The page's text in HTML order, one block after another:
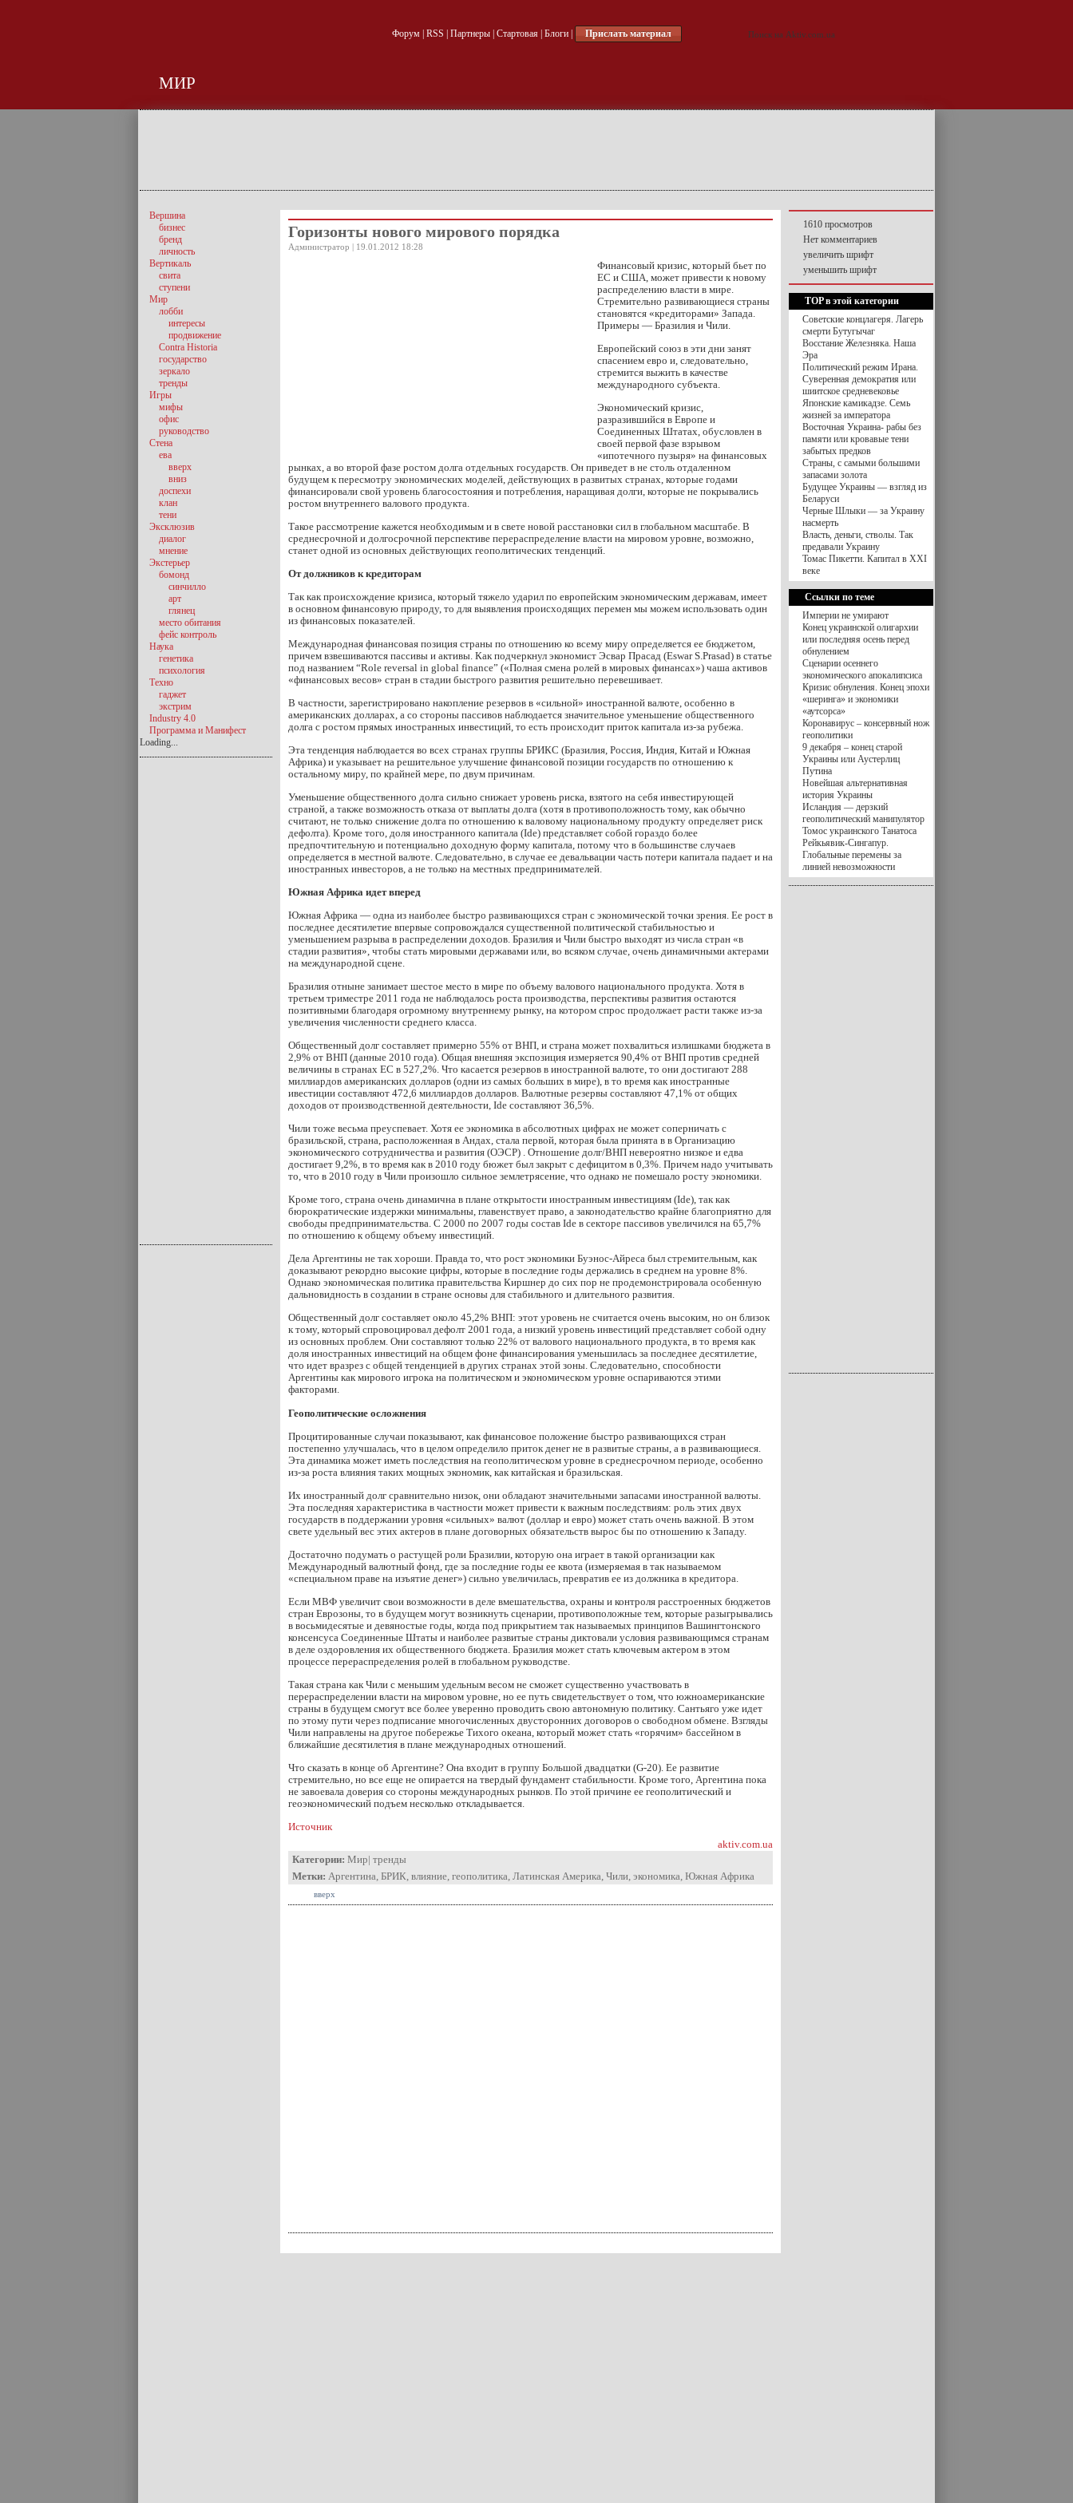
Форум| RSS Партнеры| Стартовая| Блоги| Прислать материал
МИР
Горизонты нового мирового порядка
Администратор | 19.01.2012 18:28
Финансовый кризис, который бьет по
ЕС и США, может привести к новому
распределению власти в мире.
Стремительно развивающиеся страны
становятся «кредиторами» Запада.
Примеры — Бразилия и Чили.
Европейский союз в эти дни занят
спасением евро и, следовательно,
стремится выжить в качестве
международного субъекта.
Экономический кризис,
разразившийся в Европе и
Соединенных Штатах, обусловлен в
своей первой фазе взрывом
«ипотечного пузыря» на финансовых
рынках, а во второй фазе ростом долга отдельных государств. Он приведет в не столь отдаленном
будущем к пересмотру экономических моделей, действующих в развитых странах, которые годами
финансировали свой уровень благосостояния и потребления, наращивая долги, которые не покрывались
ростом внутреннего валового продукта.
Такое рассмотрение кажется необходимым и в свете новой расстановки сил в глобальном масштабе. В
среднесрочной и долгосрочной перспективе перераспределение власти на мировом уровне, возможно,
станет одной из основных действующих геополитических тенденций.
От должников к кредиторам
Так как происхождение кризиса, который тяжело ударил по европейским экономическим державам, имеет
в основном финансовую природу, то для выявления происходящих перемен мы можем использовать один
из финансовых показателей.
Международная финансовая позиция страны по отношению ко всему миру определяется ее бюджетом,
причем взвешиваются пассивы и активы. Как подчеркнул экономист Эсвар Прасад (Eswar S.Prasad) в статье
под названием “Role reversal in global finance” («Полная смена ролей в мировых финансах») чаша активов
«финансовых весов» стран в стадии быстрого развития решительно перевешивает.
В частности, зарегистрировано накопление резервов в «сильной» иностранной валюте, особенно в
американских долларах, а со стороны пассивов наблюдается значительное уменьшение общественного
долга с ростом прямых иностранных инвестиций, то есть происходит приток капитала из-за рубежа.
Эта тенденция наблюдается во всех странах группы БРИКС (Бразилия, Россия, Индия, Китай и Южная
Африка) и указывает на решительное улучшение финансовой позиции государств по отношению к
остальному миру, по крайней мере, по двум причинам.
Уменьшение общественного долга сильно снижает уровень риска, взятого на себя инвестирующей
страной, а также возможность отказа от выплаты долга (хотя в противоположность тому, как обычно
считают, не только снижение долга по отношению к валовому национальному продукту определяет риск
дефолта). Кроме того, доля иностранного капитала (Ide) представляет собой гораздо более
предпочтительную и потенциально доходную форму капитала, потому что в большинстве случаев
определяется в местной валюте. Следовательно, в случае ее девальвации часть потери капитала падает и на
иностранных инвесторов, а не только на местных предпринимателей.
Южная Африка идет вперед
Южная Африка — одна из наиболее быстро развивающихся стран с экономической точки зрения. Ее рост в
последнее десятилетие впервые сопровождался существенной политической стабильностью и
уменьшением разрыва в распределении доходов. Бразилия и Чили быстро выходят из числа стран «в
стадии развития», чтобы стать мировыми державами или, во всяком случае, очень динамичными актерами
на международной сцене.
Бразилия отныне занимает шестое место в мире по объему валового национального продукта. Хотя в
третьем триместре 2011 года не наблюдалось роста производства, перспективы развития остаются
позитивными благодаря огромному внутреннему рынку, на котором спрос продолжает расти также из-за
увеличения численности среднего класса.
Общественный долг составляет примерно 55% от ВНП, и страна может похвалиться излишками бюджета в
2,9% от ВНП (данные 2010 года). Общая внешняя экспозиция измеряется 90,4% от ВНП против средней
величины в странах ЕС в 527,2%. Что касается резервов в иностранной валюте, то они достигают 288
миллиардов американских долларов (одни из самых больших в мире), в то время как иностранные
ивестиции составляют 472,6 миллиардов долларов. Валютные резервы составляют 47,1% от общих
доходов от производственной деятельности, Ide составляют 36,5%.
Чили тоже весьма преуспевает. Хотя ее экономика в абсолютных цифрах не может соперничать с
бразильской, страна, расположенная в Андах, стала первой, которая была принята в в Организацию
экономического сотрудничества и развития (OЭСР) . Отношение долг/ВНП невероятно низкое и едва
достигает 9,2%, в то время как в 2010 году бюжет был закрыт с дефицитом в 0,3%. Причем надо учитывать
то, что в 2010 году в Чили произошло сильное землетрясение, что однако не помешало росту экономики.
Кроме того, страна очень динамична в плане открытости иностранным инвестициям (Ide), так как
бюрократические издержки минимальны, главенствует право, а законодательство крайне благоприятно для
свободы предпринимательства. С 2000 по 2007 годы состав Ide в секторе пассивов увеличился на 65,7%
по отношению к общему объему инвестиций.
Дела Аргентины не так хороши. Правда то, что рост экономики Буэнос-Айреса был стремительным, как
доказывают рекордно высокие цифры, которые в последние годы держались в среднем на уровне 8%.
Однако экономическая политика правительства Киршнер до сих пор не продемонстрировала особенную
дальновидность в создании в стране основы для стабильного и длительного развития.
Общественный долг составляет около 45,2% ВНП: этот уровень не считается очень высоким, но он близок
к тому, который спровоцировал дефолт 2001 года, а низкий уровень инвестиций представляет собой одну
из основных проблем. Они составляют только 22% от валового национального продукта, в то время как
доля иностранных инвестиций на общем фоне финансирования уменьшилась за последнее десятилетие,
что идет вразрез с общей тенденцией в других странах этой зоны. Следовательно, способности
Аргентины как мирового игрока на политическом и экономическом уровне оспариваются этими
факторами.
Геополитические осложнения
Процитированные случаи показывают, как финансовое положение быстро развивающихся стран
постепенно улучшалась, что в целом определило приток денег не в развитые страны, а в развивающиеся.
Эта динамика может иметь последствия на геополитическом уровне в среднесрочном периоде, особенно
из-за роста влияния таких мощных экономик, как китайская и бразильская.
Их иностранный долг сравнительно низок, они обладают значительными запасами иностранной валюты.
Эта последняя характеристика в частности может привести к важным последствиям: роль этих двух
государств в поддержании уровня «сильных» валют (доллар и евро) может стать очень важной. В этом
свете удельный вес этих актеров в плане договорных обязательств вырос бы по отношению к Западу.
Достаточно подумать о растущей роли Бразилии, которую она играет в такой организации как
Международный валютный фонд, где за последние годы ее квота (измеряемая в так называемом
«специальном праве на изъятие денег») сильно увеличилась, превратив ее из должника в кредитора.
Если МВФ увеличит свои возможности в деле вмешательства, охраны и контроля расстроенных бюджетов
стран Еврозоны, то в будущем могут возникнуть сценарии, противоположные тем, которые разыгрывались
в восьмидесятые и девяностые годы, когда под прикрытием так называемых принципов Вашингтонского
консенсуса Соединенные Штаты и наиболее развитые страны диктовали условия развивающимся странам
в деле оздоровления их общественного бюджета. Бразилия может стать ключевым актером в этом
процессе перераспределения ролей в глобальном руководстве.
Такая страна как Чили с меньшим удельным весом не сможет существенно участвовать в
перераспределении власти на мировом уровне, но ее путь свидетельствует о том, что южноамериканские
страны в будущем смогут все более уверенно проводить свою автономную политику. Сантьяго уже идет
по этому пути через подписание многочисленных двусторонних договоров о свободном обмене. Взгляды
Чили направлены на другое побережье Тихого океана, который может стать «горячим» бассейном в
ближайшие десятилетия в плане международных отношений.
Что сказать в конце об Аргентине? Она входит в группу Большой двадцатки (G-20). Ее развитие
стремительно, но все еще не опирается на твердый фундамент стабильности. Кроме того, Аргентина пока
не завоевала доверия со стороны международных рынков. По этой причине ее геополитический и
геоэкономический подъем несколько откладывается.
Источник
aktiv.com.ua
Категории: Мир| тренды
Метки: Аргентина, БРИК, влияние, геополитика, Латинская Америка, Чили, экономика, Южная Африка
вверх
Вершина
бизнес
бренд
личность
Вертикаль
свита
ступени
Мир
лобби
интересы
продвижение
Contra Historia
государство
зеркало
тренды
Игры
мифы
офис
руководство
Стена
ева
вверх
вниз
доспехи
клан
тени
Эксклюзив
диалог
мнение
Экстерьер
бомонд
синчилло
арт
глянец
место обитания
фейс контроль
Наука
генетика
психология
Техно
гаджет
экстрим
Industry 4.0
Программа и Манифест
Loading...
1610 просмотров
Нет комментариев
увеличить шрифт
уменьшить шрифт
TOP в этой категории
Советские концлагеря. Лагерь
смерти Бутугычаг
Восстание Железняка. Наша
Эра
Политический режим Ирана.
Суверенная демократия или
шиитское средневековье
Японские камикадзе. Семь
жизней за императора
Восточная Украина- рабы без
памяти или кровавые тени
забытых предков
Страны, с самыми большими
запасами золота
Будущее Украины — взгляд из
Беларуси
Черные Шлыки — за Украину
насмерть
Власть, деньги, стволы. Так
предавали Украину
Томас Пикетти. Капитал в XXI
веке
Ссылки по теме
Империи не умирают
Конец украинской олигархии
или последняя осень перед
обнулением
Сценарии осеннего
экономического апокалипсиса
Кризис обнуления. Конец эпохи
«шеринга» и экономики
«аутсорса»
Коронавирус – консервный нож
геополитики
9 декабря – конец старой
Украины или Аустерлиц
Путина
Новейшая альтернативная
история Украины
Исландия — дерзкий
геополитический манипулятор
Томос украинского Танатоса
Рейкьявик-Сингапур.
Глобальные перемены за
линией невозможности